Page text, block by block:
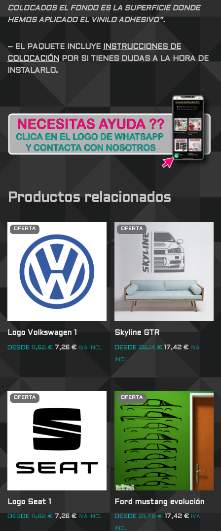
COLOCADOS EL FONDO ES LA SUPERFICIE DONDE
HEMOS APLICADO EL VINILO ADHESIVO”.
– EL PAQUETE INCLUYE
INSTRUCCIONES DE
COLOCACIÓN
POR SI TIENES DUDAS A LA HORA DE
INSTALARLO.
Productos relacionados
OFERTA
Logo Volkswagen 1
DESDE 11,62€ 7,26 € IVA INCL
OFERTA
Skyline GTR
DESDE 26,14€ 17,42€ IVA
INCL
OFERTA
Logo Seat 1
DESDE 11,62€ 7,26 € IVA INCL
OFERTA
Ford mustang evolución
DESDE 21,78€ 17,42€ IVA
INCL